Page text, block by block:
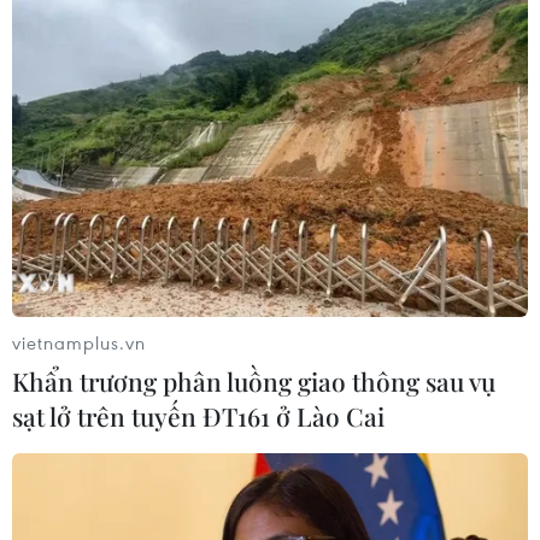
vietnamplus.vn
Khẩn trương phân luồng giao thông sau vụ
sạt lở trên tuyến ĐT161 ở Lào Cai